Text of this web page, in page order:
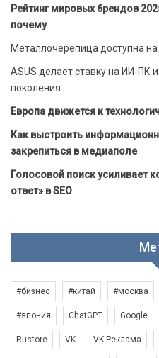
Рейтинг мировых брендов
почему
Металлочерепица доступна
ASUS делает ставку на ИИ-ПК
поколения
Европа движется к
Как выстроить
закрепиться в медиаполе
Голосовой поиск усиливает
ответ» в SEO
#бизнес #китай #москва
#япония ChatGPT Google
Rustore VK VK Реклама